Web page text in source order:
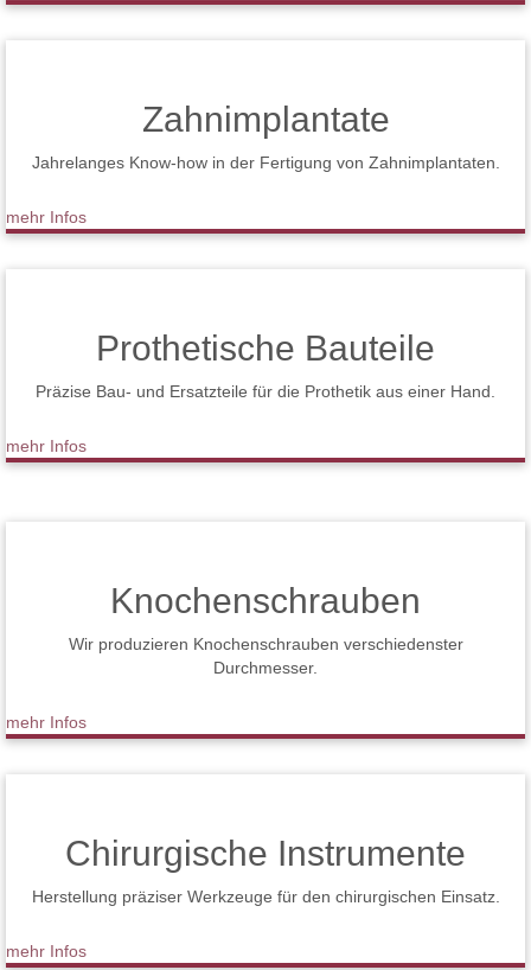
Zahnimplantate
Jahrelanges Know-how in der Fertigung von Zahnimplantaten.
mehr Infos
Prothetische Bauteile
Präzise Bau- und Ersatzteile für die Prothetik aus einer Hand.
mehr Infos
Knochenschrauben
Wir produzieren Knochenschrauben verschiedenster
Durchmesser.
mehr Infos
Chirurgische Instrumente
Herstellung präziser Werkzeuge für den chirurgischen Einsatz.
mehr Infos